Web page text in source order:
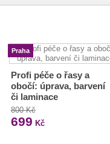
Praha
Profi péče o řasy a
obočí: úprava, barvení
či laminace
800 Kč
699 Kč